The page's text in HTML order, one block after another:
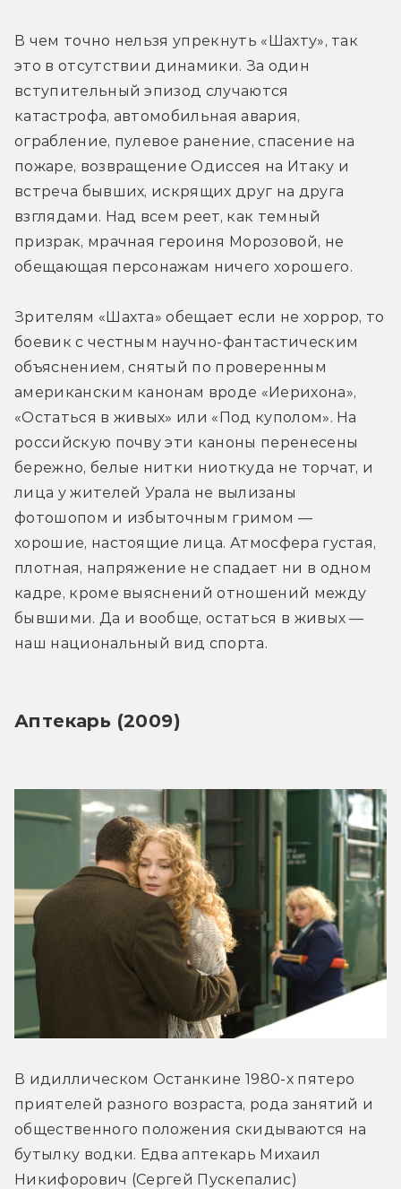
В чем точно нельзя упрекнуть «Шахту», так
это в отсутствии динамики. За один
вступительный эпизод случаются
катастрофа, автомобильная авария,
ограбление, пулевое ранение, спасение на
пожаре, возвращение Одиссея на Итаку и
встреча бывших, искрящих друг на друга
взглядами. Над всем реет, как темный
призрак, мрачная героиня Морозовой, не
обещающая персонажам ничего хорошего.
Зрителям «Шахта» обещает если не хоррор, то
боевик с честным научно-фантастическим
объяснением, снятый по проверенным
американским канонам вроде «Иерихона»,
«Остаться в живых» или «Под куполом». На
российскую почву эти каноны перенесены
бережно, белые нитки ниоткуда не торчат, и
лица у жителей Урала не вылизаны
фотошопом и избыточным гримом —
хорошие, настоящие лица. Атмосфера густая,
плотная, напряжение не спадает ни в одном
кадре, кроме выяснений отношений между
бывшими. Да и вообще, остаться в живых —
наш национальный вид спорта.
Аптекарь (2009)
В идиллическом Останкине 1980-х пятеро
приятелей разного возраста, рода занятий и
общественного положения скидываются на
бутылку водки. Едва аптекарь Михаил
Никифорович (Сергей Пускепалис)